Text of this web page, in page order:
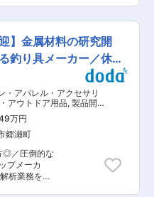
血管のよう
関する日本
めていま
中の学位取
イベートを
の研究開発
クトは数年
関わること
に長期に携
ェクト先で
研究開発や
■各種
る体制が
基準に基づ
公開されて
。 ＜社会人
想／設計／
に特化して
析および解
全て対応す
野の知識と
治具や試験
ります。 チ
上述の通り
非常にや
意分野が分
る環境で
れていま
場において
とスポンサ
】金属材料の研究開
釣り具メーカー／休日
・アパレル・アクセサリ
アウトドア用品, 製品開
鋼） 分析・解析・測定・
（化学）
万円
郷瀬町
◎／圧倒的な
プメーカ